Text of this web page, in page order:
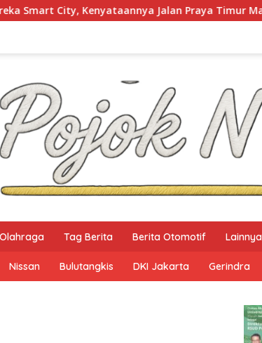
Jalan Praya Timur Masih Gelap Gulita
Olahraga Tag Berita Berita Otomotif Lainnya
Nissan Bulutangkis DKI Jakarta Gerindra